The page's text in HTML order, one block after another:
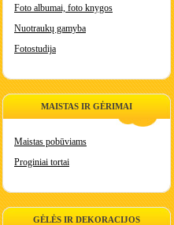
Foto albumai, foto knygos
Nuotraukų gamyba
Fotostudija
MAISTAS IR GĖRIMAI
Maistas pobūviams
Proginiai tortai
GĖLĖS IR DEKORACIJOS